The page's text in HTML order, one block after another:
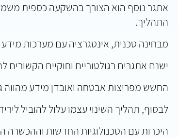
אתגר נוסף הוא הצורך בהשקעה כספית
התהליך.
מבחינה טכנית, אינטגרציה עם מערכות
ישנם אתגרים רגולטוריים וחוקיים
החשש מפריצות אבטחה ואובדן מידע
לבסוף, תהליך השינוי עצמו עלול להוביל
היכרות עם הטכנולוגיות החדשות וההכשרה